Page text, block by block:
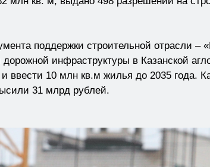
поддержки строительной отрасли –
инфраструктуры в Казанской
ввести 10 млн кв.м жилья до 2035 года.
31 млрд рублей.